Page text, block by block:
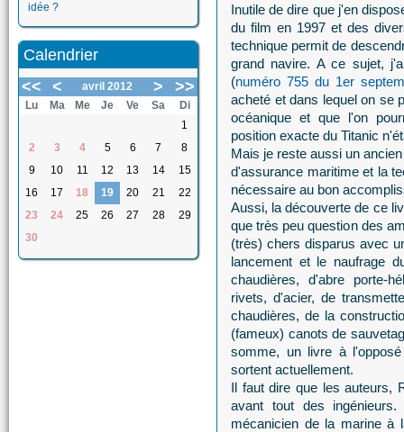
idée ?
Calendrier
<<
< avril 2012 > >>
Lu Ma Me Je Ve Sa
Di
1
2
3 4 5 6 7
8
9
10 11 12 13 14
15
16
17 18 19 20 21
22
23
24 25 26 27 28
29
30
Inutile de dire que j'en
du film en 1997 et des
technique permit de
grand navire. A ce sujet,
(numéro 755 du 1er
acheté et dans lequel on se
océanique et que l'on
position exacte du Titanic
Mais je reste aussi un
d'assurance maritime et la
nécessaire au bon
Aussi, la découverte de ce
que très peu question des
(très) chers disparus avec
lancement et le naufrage
chaudières, d'abre porte-
rivets, d'acier, de
chaudières, de la
(fameux) canots de
somme, un livre à
sortent actuellement.
Il faut dire que les auteurs,
avant tout des
mécanicien de la marine à